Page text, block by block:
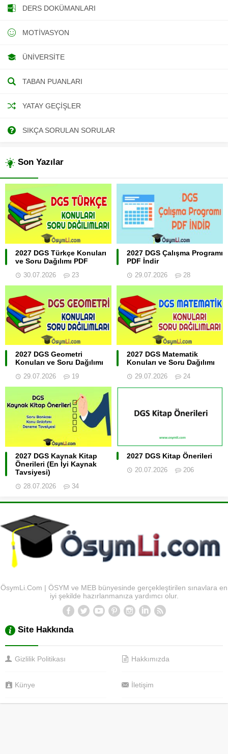
DERS DOKÜMANLARI
MOTIVASYON
ÜNIVERSITE
TABAN PUANLARI
YATAY GEÇIŞLER
SIKÇA SORULAN SORULAR
Son Yazılar
2027 DGS Türkçe Konuları
ve Soru Dağılımı PDF
30.07.2026 23
2027 DGS Çalışma Programı
PDF İndir
29.07.2026 28
2027 DGS Geometri
Konuları ve Soru Dağılımı
29.07.2026 19
2027 DGS Matematik
Konuları ve Soru Dağılımı
29.07.2026 24
2027 DGS Kaynak Kitap
Önerileri (En İyi Kaynak
Tavsiyesi)
28.07.2026 34
2027 DGS Kitap Önerileri
20.07.2026 206
ÖsymLi.Com | ÖSYM ve MEB bünyesinde gerçekleştirilen sınavlara en
iyi şekilde hazırlanmanıza yardımcı olur.
Site Hakkında
Gizlilik Politikası Hakkımızda
Künye İletişim